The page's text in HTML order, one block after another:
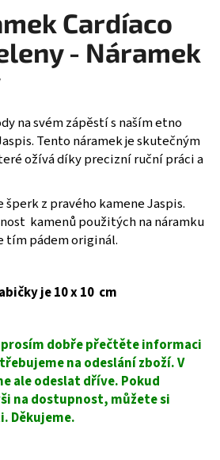
Cardíaco
- Náramek
na svém zápěstí s naším etno
Tento náramek je skutečným
ožívá díky precizní ruční práci a
šperk z pravého kamene Jaspis.
kamenů použitých na náramku
tím pádem originál.
je 10 x 10 cm
dobře přečtěte informaci
na odeslání zboží. V
ale odeslat dříve. Pokud
na dostupnost, můžete si
Děkujeme.